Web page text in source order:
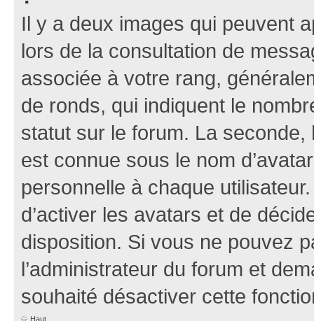
Il y a deux images qui peuvent
lors de la consultation de
associée à votre rang,
de ronds, qui indiquent le
statut sur le forum. La
est connue sous le nom
personnelle à chaque
d’activer les avatars et de
disposition. Si vous ne pouvez
l’administrateur du forum et
souhaité désactiver cette
Haut